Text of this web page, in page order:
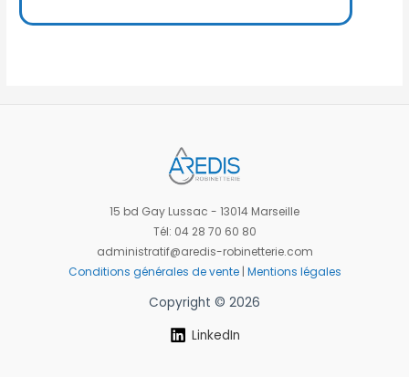
15 bd Gay Lussac - 13014 Marseille
Tél: 04 28 70 60 80
administratif@aredis-robinetterie.com
Conditions générales de vente| Mentions légales
Copyright © 2026
LinkedIn